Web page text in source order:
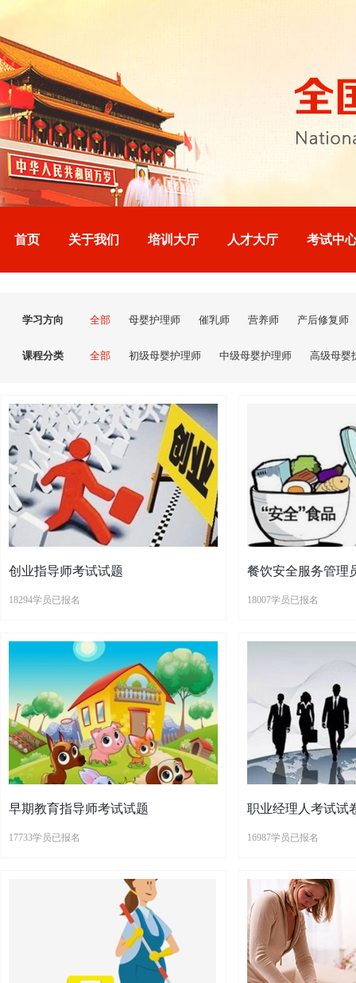
首页 关于我们 培训大厅 人才大厅 考试中
学习方向 全部 母婴护理师 催乳师 营养师 产后修复师
课程分类 全部 初级母婴护理师 中级母婴护理师 高级母婴
创业指导师考试试题
18294学员已报名
餐饮安全服务管理
18007学员已报名
早期教育指导师考试试题
17733学员已报名
职业经理人考试试
16987学员已报名